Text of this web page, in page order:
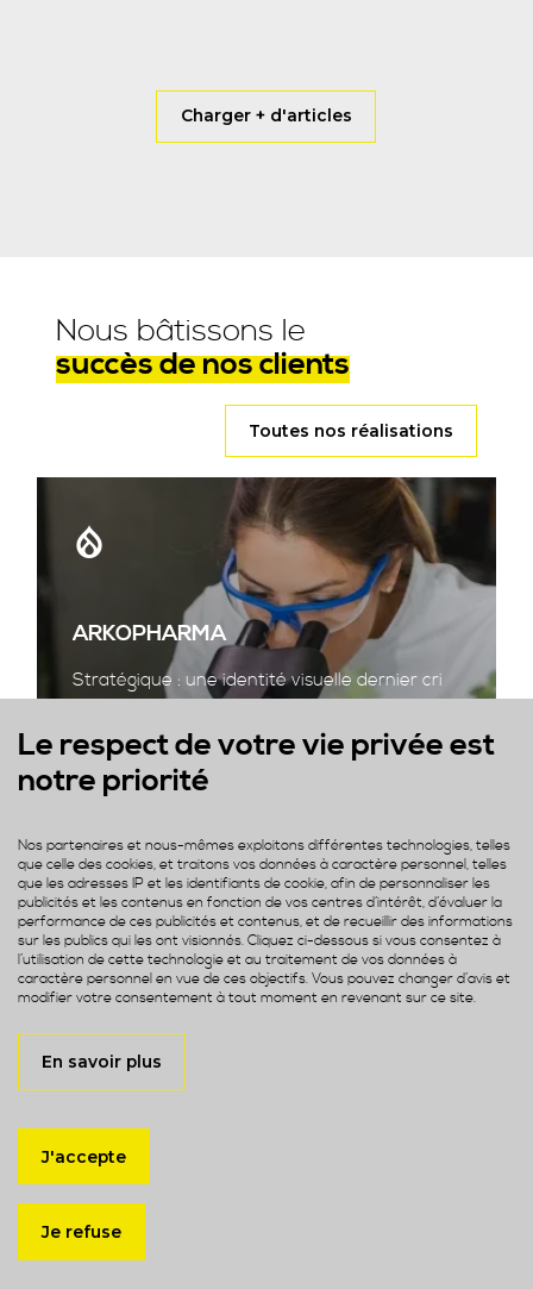
Charger + d'articles
Nous bâtissons le
succès de nos clients
Toutes nos réalisations
ARKOPHARMA
Stratégique : une identité visuelle dernier cri
38 ans
d'expertise en
phytothérapie
50
pays
distributeurs
N°1
médicaments à base
de plantes
Le respect de votre vie privée est
notre priorité
Nos partenaires et nous-mêmes exploitons différentes technologies, telles
que celle des cookies, et traitons vos données à caractère personnel, telles
que les adresses IP et les identifiants de cookie, afin de personnaliser les
publicités et les contenus en fonction de vos centres d’intérêt, d’évaluer la
performance de ces publicités et contenus, et de recueillir des informations
sur les publics qui les ont visionnés. Cliquez ci-dessous si vous consentez à
l’utilisation de cette technologie et au traitement de vos données à
caractère personnel en vue de ces objectifs. Vous pouvez changer d’avis et
modifier votre consentement à tout moment en revenant sur ce site.
En savoir plus
J'accepte
Je refuse